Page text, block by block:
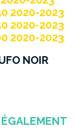
2020-2023
2020-2023
2020-2023
NOIR